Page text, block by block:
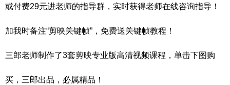
或付费29元进老师的指导群，实时获得老师在线咨询指导！
加我时备注“剪映关键帧”，免费送关键帧教程！
三郎老师制作了3套剪映专业版高清视频课程，单击下图购
买，三郎出品，必属精品！